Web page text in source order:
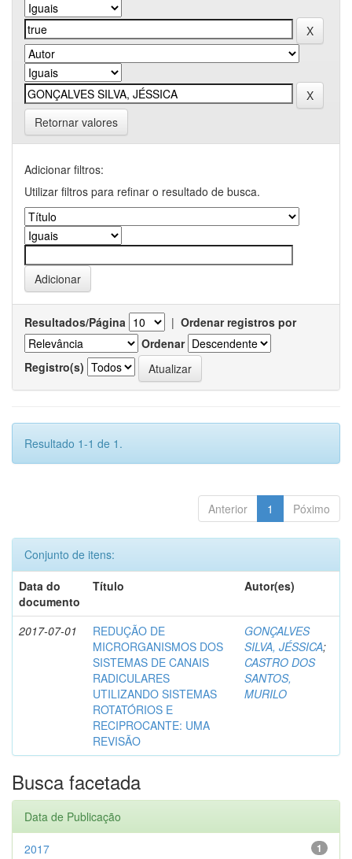
Retornar valores
Adicionar filtros:
Utilizar filtros para refinar o resultado de busca.
Resultados/Página | Ordenar registros por
Ordenar
Registro(s)
Resultado 1-1 de 1.
Anterior 1 Póximo
Conjunto de itens:
Data do
documento
Título Autor(es)
2017-07-01
REDUÇÃO DE
MICRORGANISMOS DOS
SISTEMAS DE CANAIS
RADICULARES
UTILIZANDO SISTEMAS
ROTATÓRIOS E
RECIPROCANTE: UMA
REVISÃO
GONÇALVES
SILVA, JÉSSICA;
CASTRO DOS
SANTOS,
MURILO
Busca facetada
Data de Publicação
1
2017